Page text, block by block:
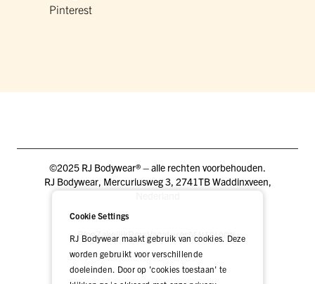
Pinterest
©2025 RJ Bodywear® – alle rechten voorbehouden.
RJ Bodywear, Mercuriusweg 3, 2741TB Waddinxveen,
BlogZakelijkPers Vacatures DEALER LOGIN
Cookie Settings
RJ Bodywear maakt gebruik van cookies. Deze
worden gebruikt voor verschillende
doeleinden. Door op 'cookies toestaan' te